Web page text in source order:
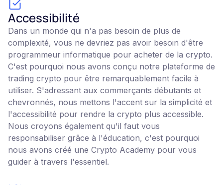
Accessibilité
Dans un monde qui n'a pas besoin de plus de
complexité, vous ne devriez pas avoir besoin d'être
programmeur informatique pour acheter de la crypto.
C'est pourquoi nous avons conçu notre plateforme de
trading crypto pour être remarquablement facile à
utiliser. S'adressant aux commerçants débutants et
chevronnés, nous mettons l'accent sur la simplicité et
l'accessibilité pour rendre la crypto plus accessible.
Nous croyons également qu'il faut vous
responsabiliser grâce à l'éducation, c'est pourquoi
nous avons créé une Crypto Academy pour vous
guider à travers l'essentiel.